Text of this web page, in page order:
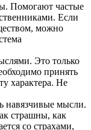
Помогают частые
Если
можно
Это только
принять
характера. Не
навязчивые мысли.
страшны, как
со страхами,